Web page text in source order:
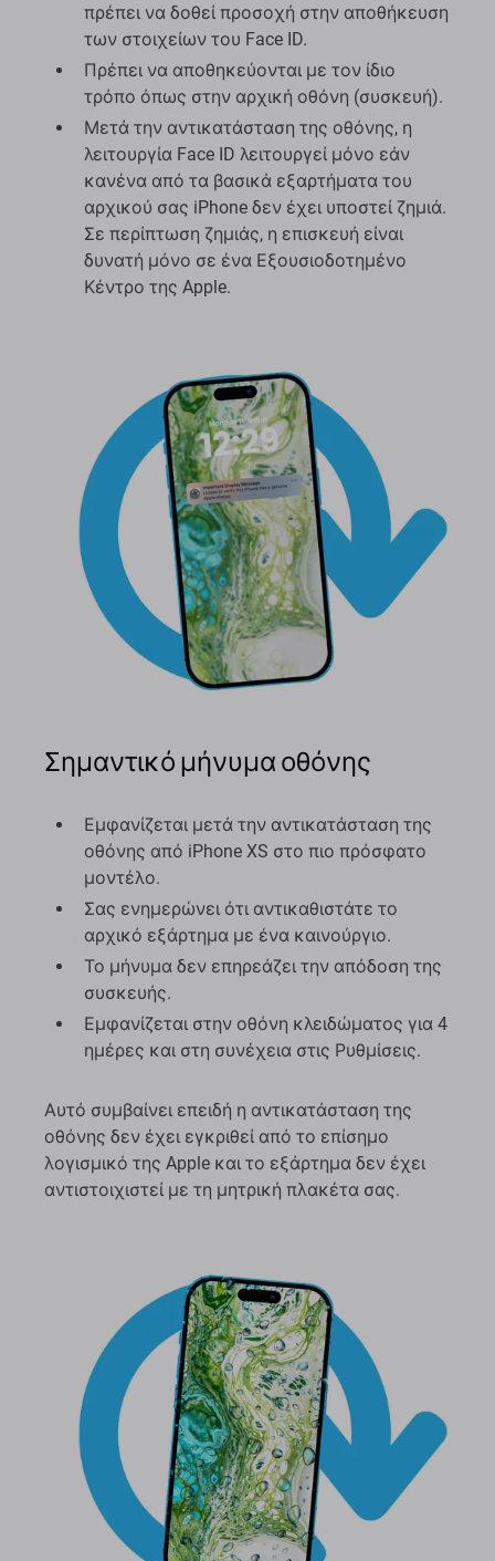
πρέπει να δοθεί προσοχή στην αποθήκευση
των στοιχείων του Face ID.
Πρέπει να αποθηκεύονται με τον ίδιο
τρόπο όπως στην αρχική οθόνη (συσκευή).
Μετά την αντικατάσταση της οθόνης, η
λειτουργία Face ID λειτουργεί μόνο εάν
κανένα από τα βασικά εξαρτήματα του
αρχικού σας iPhone δεν έχει υποστεί ζημιά.
Σε περίπτωση ζημιάς, η επισκευή είναι
δυνατή μόνο σε ένα Εξουσιοδοτημένο
Κέντρο της Apple.
Σημαντικό μήνυμα οθόνης
Εμφανίζεται μετά την αντικατάσταση της
οθόνης από iPhone XS στο πιο πρόσφατο
μοντέλο.
Σας ενημερώνει ότι αντικαθιστάτε το
αρχικό εξάρτημα με ένα καινούργιο.
Το μήνυμα δεν επηρεάζει την απόδοση της
συσκευής.
Εμφανίζεται στην οθόνη κλειδώματος για 4
ημέρες και στη συνέχεια στις Ρυθμίσεις.
Αυτό συμβαίνει επειδή η αντικατάσταση της
οθόνης δεν έχει εγκριθεί από το επίσημο
λογισμικό της Apple και το εξάρτημα δεν έχει
αντιστοιχιστεί με τη μητρική πλακέτα σας.